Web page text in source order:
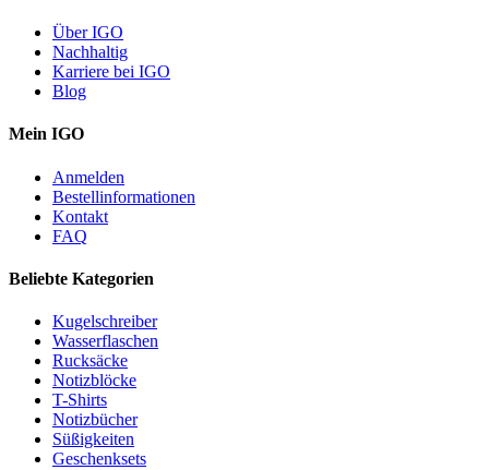
Über IGO
Nachhaltig
Karriere bei IGO
Blog
Mein IGO
Anmelden
Bestellinformationen
Kontakt
FAQ
Beliebte Kategorien
Kugelschreiber
Wasserflaschen
Rucksäcke
Notizblöcke
T-Shirts
Notizbücher
Süßigkeiten
Geschenksets